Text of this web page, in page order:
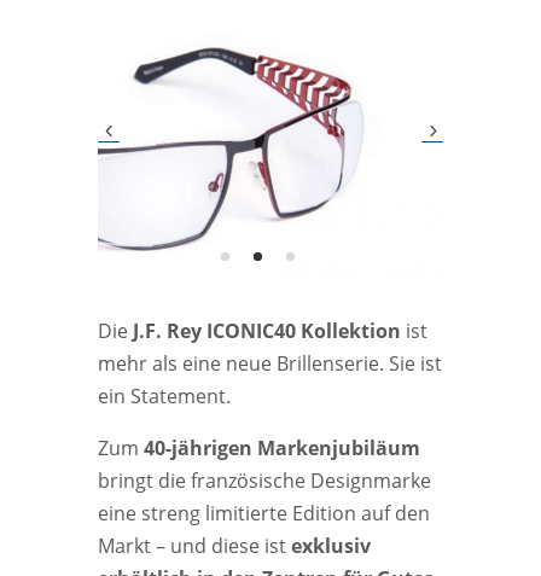
Die J.F. Rey ICONIC40 Kollektion ist
mehr als eine neue Brillenserie. Sie ist
ein Statement.
Zum 40-jährigen Markenjubiläum
bringt die französische Designmarke
eine streng limitierte Edition auf den
Markt – und diese istexklusiv